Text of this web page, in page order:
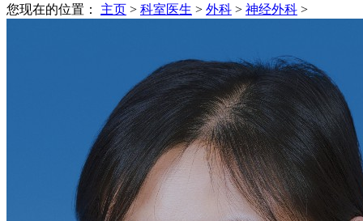
您现在的位置：
主页 > 科室医生 > 外科 > 神经外科 >